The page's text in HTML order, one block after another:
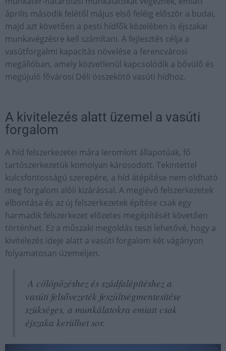
április második felétől május első feléig először a budai,
majd azt követően a pesti hídfők közelében is éjszakai
munkavégzésre kell számítani. A fejlesztés célja a
vasútforgalmi kapacitás növelése a ferencvárosi
megállóban, amely közvetlenül kapcsolódik a bővülő és
megújuló fővárosi Déli összekötő vasúti hídhoz.
A kivitelezés alatt üzemel a vasúti
forgalom
A híd felszerkezetei mára leromlott állapotúak, fő
tartószerkezetük komolyan károsodott. Tekintettel
kulcsfontosságú szerepére, a híd átépítése nem oldható
meg forgalom alóli kizárással. A meglévő felszerkezetek
elbontása és az új felszerkezetek építése csak egy
harmadik felszerkezet előzetes megépítését követően
történhet. Ez a műszaki megoldás teszi lehetővé, hogy a
kivitelezés ideje alatt a vasúti forgalom két vágányon
folyamatosan üzemeljen.
A cölöpözéshez és szádfalépítéshez a
vasúti felsővezeték feszültségmentesítése
szükséges, a munkálatokra emiatt csak
éjszaka kerülhet sor.